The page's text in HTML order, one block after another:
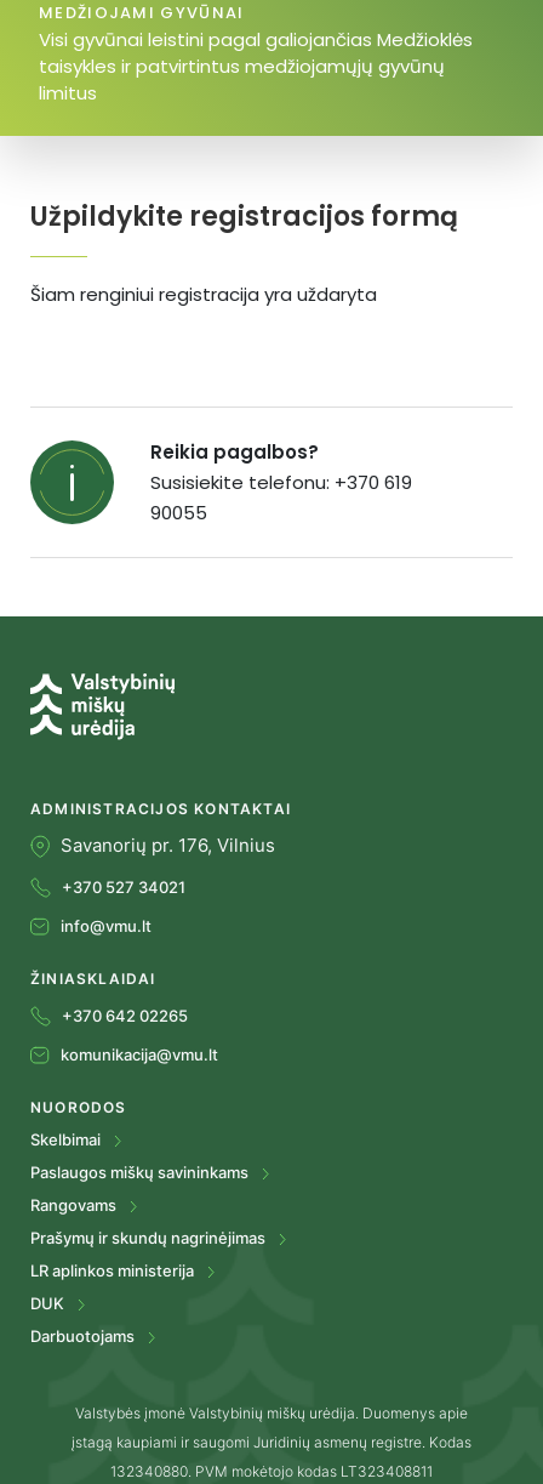
Užpildykite registracijos formą
Šiam renginiui registracija yra uždaryta
MEDŽIOJAMI GYVŪNAI
Visi gyvūnai leistini pagal galiojančias Medžioklės
taisykles ir patvirtintus medžiojamųjų gyvūnų
limitus
Reikia pagalbos?
Susisiekite telefonu: +370 619
90055
ADMINISTRACIJOS KONTAKTAI
Savanorių pr. 176, Vilnius
+370 527 34021
info@vmu.lt
ŽINIASKLAIDAI
+370 642 02265
komunikacija@vmu.lt
NUORODOS
Skelbimai
Paslaugos miškų savininkams
Rangovams
Prašymų ir skundų nagrinėjimas
LR aplinkos ministerija
DUK
Darbuotojams
Valstybės įmonė Valstybinių miškų urėdija. Duomenys apie
įstagą kaupiami ir saugomi Juridinių asmenų registre. Kodas
132340880. PVM mokėtojo kodas LT323408811